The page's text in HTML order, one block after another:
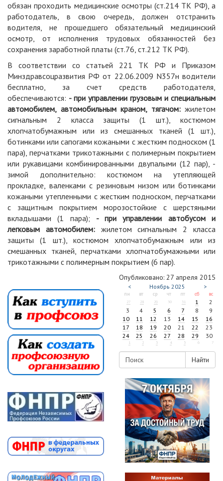
обязан проходить медицинские осмотры (ст.214 ТК РФ), а
работодатель, в свою очередь, должен отстранить
водителя, не прошедшего обязательный медицинский
осмотр, от исполнения трудовых обязанностей без
сохранения заработной платы (ст.76, ст.212 ТК РФ).
В соответствии со статьей 221 ТК РФ и Приказом
Минздравсоцразвития РФ от 22.06.2009 N357н водители
бесплатно, за счет средств работодателя,
обеспечиваются: - при управлении грузовым и специальным
автомобилем, автомобильным краном, тягачом:жилетом
сигнальным 2 класса защиты (1 шт.), костюмом
хлопчатобумажным или из смешанных тканей (1 шт.),
ботинками или сапогами кожаными с жестким подноском (1
пара), перчатками трикотажными с полимерным покрытием
или рукавицами комбинированными двупалыми (12 пар), -
зимой дополнительно: костюмом на утепляющей
прокладке, валенками с резиновым низом или ботинками
кожаными утепленными с жестким подноском, перчатками
с защитным покрытием морозостойкие с шерстяными
вкладышами (1 пара); - при управлении автобусом и
легковым автомобилем: жилетом сигнальным 2 класса
защиты (1 шт.), костюмом хлопчатобумажным или из
смешанных тканей, перчатками хлопчатобумажными или
трикотажными с полимерным покрытием (6 пар).
Опубликовано: 27 апреля 2015
< Ноябрь 2025 >
пн вт ср чт пт сб вс
27 28 29 30 31 1
2
3
4 5 6 7 8
9
10
11 12 13 14 15
16
17
18 19 20 21 22
23
24
25 26 27 28 29 30
1 2 3 4 5 6 7
Найти